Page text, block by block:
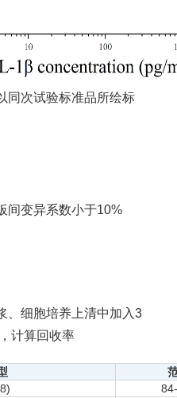
同次试验标准品所绘标
间变异系数小于10%
、细胞培养上清中加入3
计算回收率